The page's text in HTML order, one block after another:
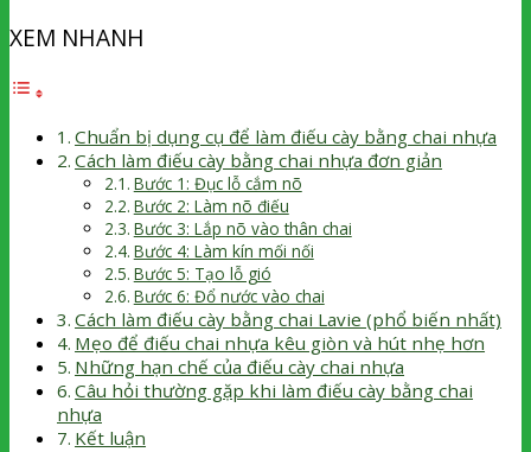
XEM NHANH
Chuẩn bị dụng cụ để làm điếu cày bằng chai nhựa
Cách làm điếu cày bằng chai nhựa đơn giản
Bước 1: Đục lỗ cắm nõ
Bước 2: Làm nõ điếu
Bước 3: Lắp nõ vào thân chai
Bước 4: Làm kín mối nối
Bước 5: Tạo lỗ gió
Bước 6: Đổ nước vào chai
Cách làm điếu cày bằng chai Lavie (phổ biến nhất)
Mẹo để điếu chai nhựa kêu giòn và hút nhẹ hơn
Những hạn chế của điếu cày chai nhựa
Câu hỏi thường gặp khi làm điếu cày bằng chai
nhựa
Kết luận